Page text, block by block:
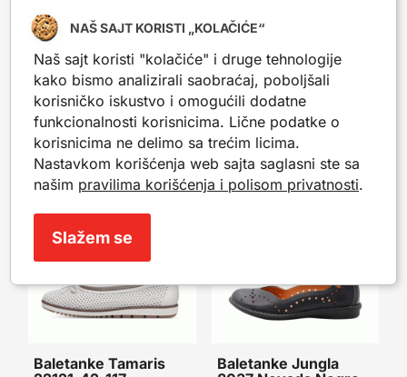
Nešto slično?
Popularni proizvodi iz iste kategorije. Mogu da ti
posluže kao inspiracija.
-30%
Baletanke Tamaris
-30%
Baletanke Jungla
NAŠ SAJT KORISTI „KOLAČIĆE“
Naš sajt koristi "kolačiće" i druge tehnologije
kako bismo analizirali saobraćaj, poboljšali
korisničko iskustvo i omogućili dodatne
funkcionalnosti korisnicima. Lične podatke o
korisnicima ne delimo sa trećim licima.
Nastavkom korišćenja web sajta saglasni ste sa
našim pravilima korišćenja i polisom privatnosti.
Slažem se